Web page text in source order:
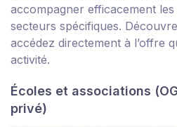
accompagner efficacement
secteurs spécifiques.
accédez directement à l’offre
activité.
Écoles et associations
privé)